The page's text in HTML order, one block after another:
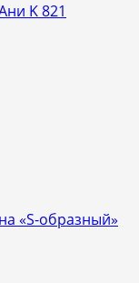
K 821
«S-образный»